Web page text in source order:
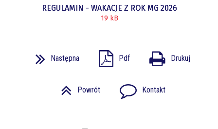
REGULAMIN - WAKACJE Z ROK MG 2026
19 kB
Następna Pdf Drukuj
Powrót Kontakt